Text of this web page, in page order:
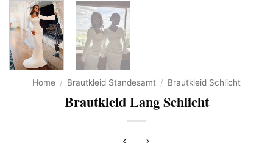
Home / Brautkleid Standesamt / Brautkleid Schlicht
Brautkleid Lang Schlicht